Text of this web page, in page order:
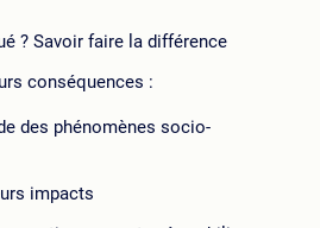
? Savoir faire la différence
conséquences :
des phénomènes socio-
impacts